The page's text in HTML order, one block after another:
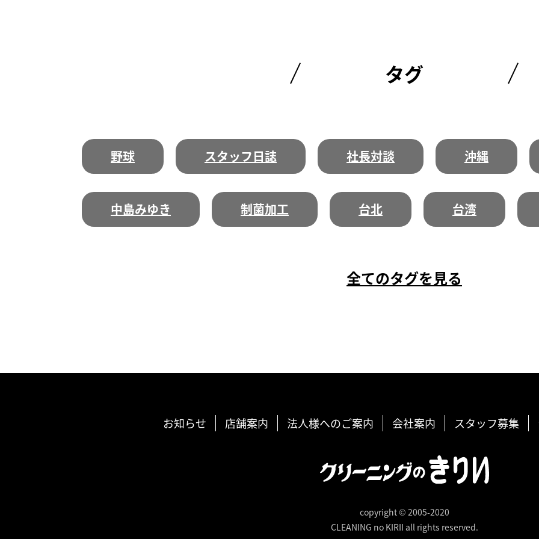
タグ
野球 スタッフ日誌 社長対談 沖縄
中島みゆき 制菌加工 台北 台湾
全てのタグを見る
お知らせ 店舗案内 法人様へのご案内 会社案内 スタッフ募集
copyright © 2005-2020
CLEANING no KIRII all rights reserved.